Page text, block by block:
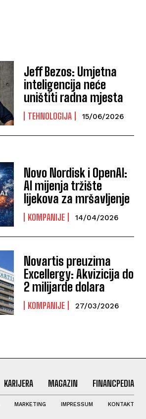
Jeff Bezos: Umjetna
inteligencija neće
uništiti radna mjesta
TEHNOLOGIJA 15/06/2026
Novo Nordisk i OpenAI:
AI mijenja tržište
lijekova za mršavljenje
KOMPANIJE 14/04/2026
Novartis preuzima
Excellergy: Akvizicija do
2 milijarde dolara
KOMPANIJE 27/03/2026
KARIJERA MAGAZIN FINANCPEDIA
MARKETING IMPRESSUM KONTAKT